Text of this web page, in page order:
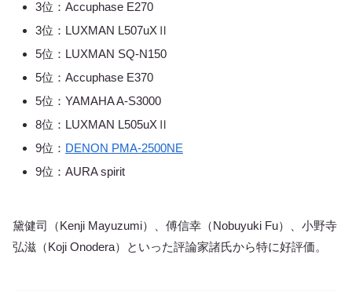
3位：Accuphase E270
3位：LUXMAN L507uXⅡ
5位：LUXMAN SQ-N150
5位：Accuphase E370
5位：YAMAHA A-S3000
8位：LUXMAN L505uXⅡ
9位： DENON PMA-2500NE
9位：AURA spirit
黛健司（Kenji Mayuzumi）、傅信幸（Nobuyuki Fu）、小野寺
弘滋（Koji Onodera）といった評論家諸氏から特に好評価。